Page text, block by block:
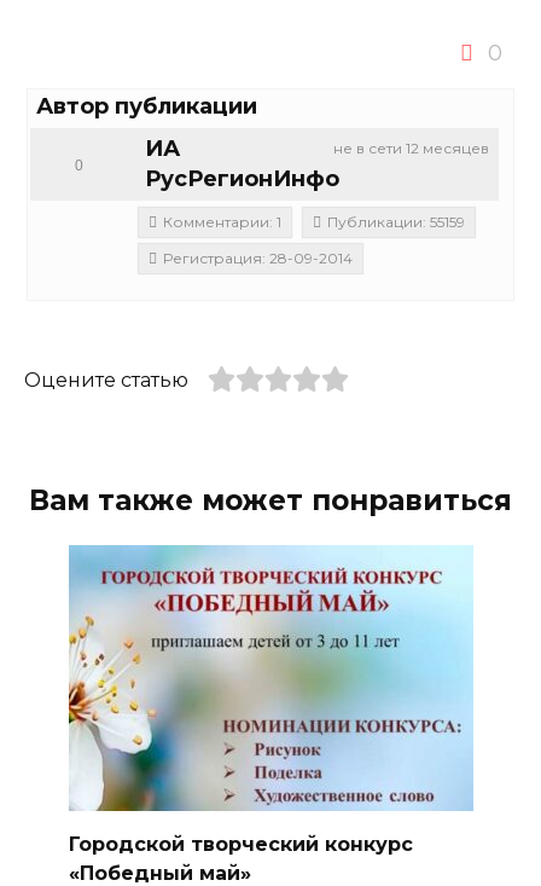
0
Автор публикации
не в сети 12 месяцев
ИА
РусРегионИнфо
0
Комментарии: 1
Публикации: 55159
Регистрация: 28-09-2014
Оцените статью
Вам также может понравиться
Городской творческий конкурс
«Победный май»